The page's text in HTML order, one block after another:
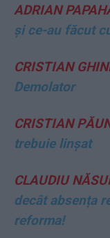
ADRIAN
și ce-au făcut
CRISTIAN
Demolator
CRISTIAN
trebuie linșat
CLAUDIU
decât absența
reforma!